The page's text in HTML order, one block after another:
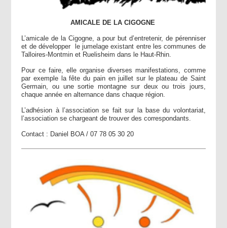
AMICALE DE LA CIGOGNE
L’amicale de la Cigogne, a pour but d’entretenir, de pérenniser
et de développer le jumelage existant entre les communes de
Talloires-Montmin et Ruelisheim dans le Haut-Rhin.
Pour ce faire, elle organise diverses manifestations, comme
par exemple la fête du pain en juillet sur le plateau de Saint
Germain, ou une sortie montagne sur deux ou trois jours,
chaque année en alternance dans chaque région.
L’adhésion à l’association se fait sur la base du volontariat,
l’association se chargeant de trouver des correspondants.
Contact : Daniel BOA / 07 78 05 30 20